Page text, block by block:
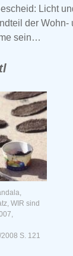
Licht
der Wohn-
sein…
WIR sind
S. 121